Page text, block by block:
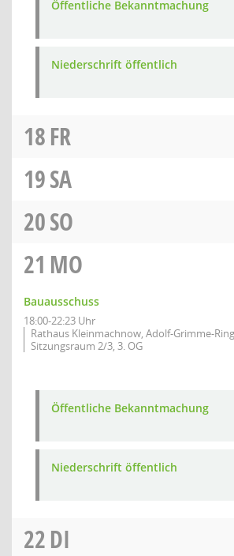
Öffentliche Bekanntmachung
Niederschrift öffentlich
18FR
19SA
20SO
21 MO
Bauausschuss
18:00-22:23 Uhr
Rathaus Kleinmachnow, Adolf-Grimme-
Sitzungsraum 2/3, 3. OG
Öffentliche Bekanntmachung
Niederschrift öffentlich
22DI